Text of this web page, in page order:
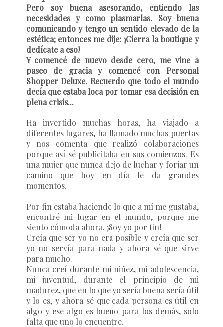
Pero soy buena asesorando, entiendo las
necesidades y como plasmarlas. Soy buena
comunicando y tengo un sentido elevado de la
estética; entonces me dije: ¡Cierra la boutique y
dedícate a eso!
Y comencé de nuevo desde cero, me vine a
paseo de gracia y comencé con Personal
Shopper Deluxe. Recuerdo que todo el mundo
decía que estaba loca por tomar esa decisión en
plena crisis...
Ha invertido muchas horas, ha viajado a
diferentes lugares, ha llamado muchas puertas
y nos comenta que realizó colaboraciones
porque así sé publicitaba en sus comienzos. Es
una mujer que nunca dejo de luchar y forjar un
camino que hoy en día le da grandes
momentos.
Por fin estaba haciendo lo que a mí me gustaba,
encontré mi lugar en el mundo, porque me
siento cómoda ahora. ¡Soy yo por fin!
Creía que ser yo no era posible y creía que ser
yo no servía para nada y ahora sé que sirve
para mucho.
Nunca creí durante mi niñez, mi adolescencia,
mi juventud, durante el principio de mi
madurez, que en lo que yo sería buena sería útil
y lo es, y ahora sé que cada persona es útil en
algo y ese algo es bueno para los demás, solo
falta que uno lo encuentre.